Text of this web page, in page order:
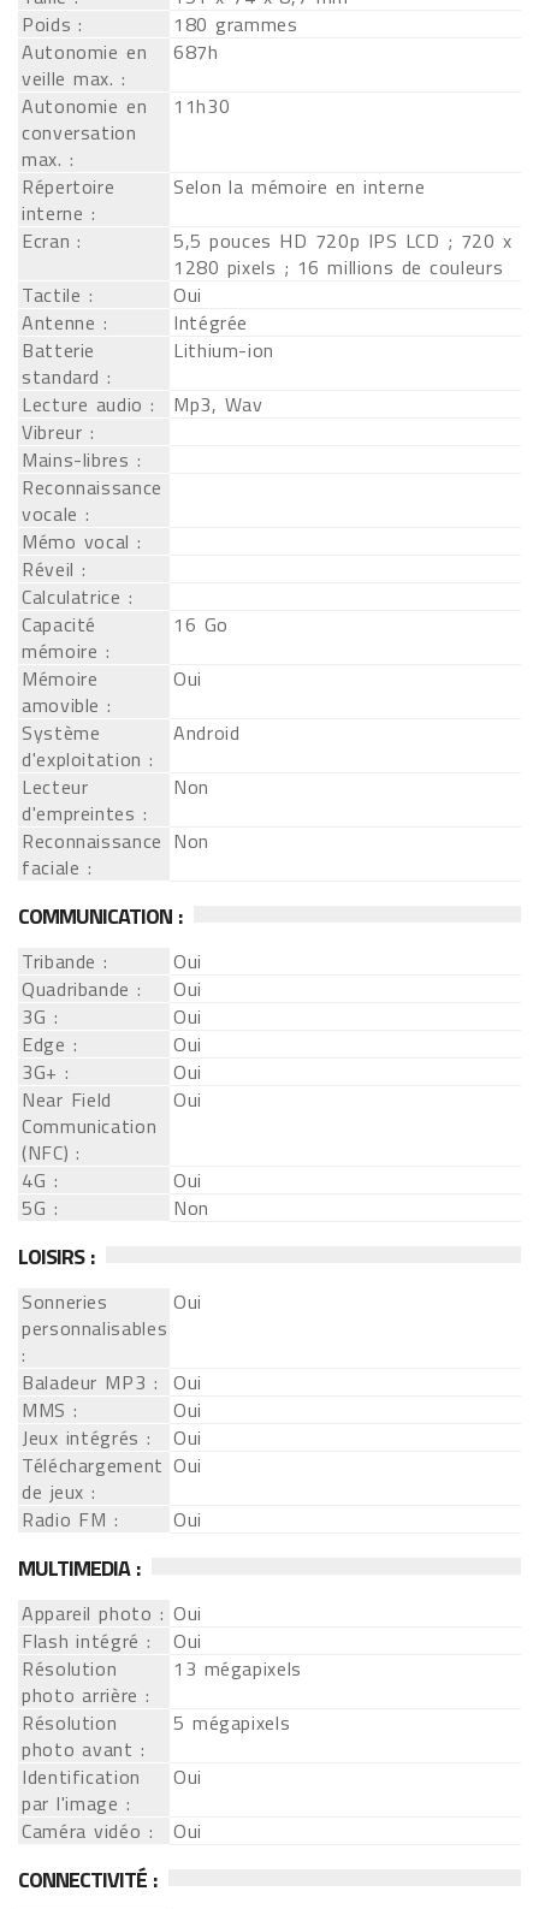
Poids :
180 grammes
Autonomie en
veille max. :
687h
Autonomie en
conversation
max. :
11h30
Répertoire
interne :
Selon la mémoire en interne
Ecran :
5,5 pouces HD 720p IPS LCD ; 720 x
1280 pixels ; 16 millions de couleurs
Tactile :
Oui
Antenne :
Intégrée
Batterie
standard :
Lithium-ion
Lecture audio :
Mp3, Wav
Vibreur :
Mains-libres :
Reconnaissance
vocale :
Mémo vocal :
Réveil :
Calculatrice :
Capacité
mémoire :
16 Go
Mémoire
amovible :
Oui
Système
d'exploitation :
Android
Lecteur
d'empreintes :
Non
Reconnaissance
faciale :
Non
COMMUNICATION :
Tribande :
Oui
Quadribande :
Oui
3G :
Oui
Edge :
Oui
3G+ :
Oui
Near Field
Communication
(NFC) :
Oui
4G :
Oui
5G :
Non
LOISIRS :
Sonneries
personnalisables
:
Oui
Baladeur MP3 : Oui
MMS :
Oui
Jeux intégrés :
Oui
Téléchargement
de jeux :
Oui
Radio FM :
Oui
MULTIMEDIA :
Appareil photo : Oui
Flash intégré :
Oui
Résolution
photo arrière :
13 mégapixels
Résolution
photo avant :
5 mégapixels
Identification
par l'image :
Oui
Caméra vidéo :
Oui
CONNECTIVITÉ :